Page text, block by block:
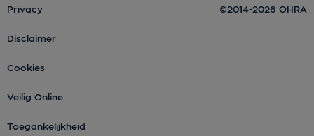
Privacy
Disclaimer
Cookies
Veilig Online
Toegankelijkheid
©2014-2026 OHRA